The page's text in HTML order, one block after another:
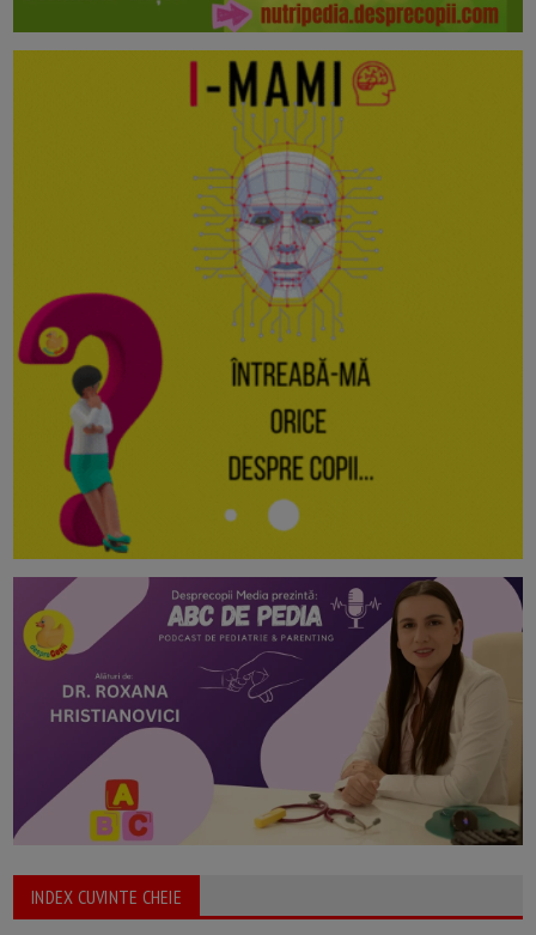
INDEX CUVINTE CHEIE